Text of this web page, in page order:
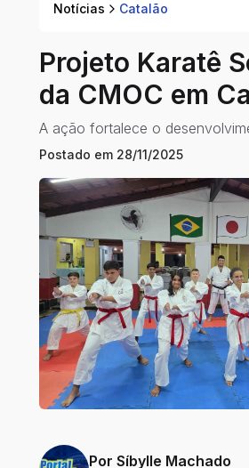
Notícias Catalão
Projeto Karatê
da CMOC em
A ação fortalece o
Postado em 28/11/2025
Por Síbylle Machado